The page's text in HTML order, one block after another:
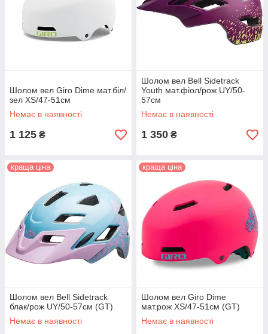
Шолом вел Giro Dime мат.біл/
зел XS/47-51см
Немає в наявності
1 125 ₴
Шолом вел Bell Sidetrack
Youth мат.фіол/рож UY/50-
57см
Немає в наявності
1 350 ₴
краща ціна
Шолом вел Bell Sidetrack
блак/рож UY/50-57см (GT)
Немає в наявності
краща ціна
Шолом вел Giro Dime
мат.рож XS/47-51см (GT)
Немає в наявності